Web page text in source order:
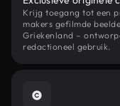
Krijg toegang tot een
makers gefilmde
Griekenland –
redactioneel gebruik.